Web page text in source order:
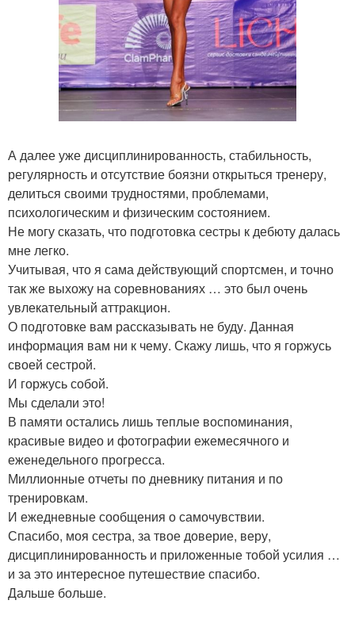
А далее уже дисциплинированность, стабильность,
регулярность и отсутствие боязни открыться тренеру,
делиться своими трудностями, проблемами,
психологическим и физическим состоянием.
Не могу сказать, что подготовка сестры к дебюту далась
мне легко.
Учитывая, что я сама действующий спортсмен, и точно
так же выхожу на соревнованиях … это был очень
увлекательный аттракцион.
О подготовке вам рассказывать не буду. Данная
информация вам ни к чему. Скажу лишь, что я горжусь
своей сестрой.
И горжусь собой.
Мы сделали это!
В памяти остались лишь теплые воспоминания,
красивые видео и фотографии ежемесячного и
еженедельного прогресса.
Миллионные отчеты по дневнику питания и по
тренировкам.
И ежедневные сообщения о самочувствии.
Спасибо, моя сестра, за твое доверие, веру,
дисциплинированность и приложенные тобой усилия …
и за это интересное путешествие спасибо.
Дальше больше.